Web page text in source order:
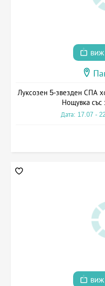
Луксозен 5-звезден СПА
Нощувка със
Дата: 17.07 -